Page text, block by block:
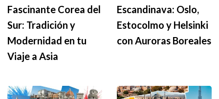
Fascinante Corea del
Sur: Tradición y
Modernidad en tu
Viaje a Asia
Escandinava: Oslo,
Estocolmo y Helsinki
con Auroras Boreales